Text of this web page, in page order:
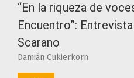
“En la riqueza de
Encuentro”:
Scarano
Damián Cukierkorn